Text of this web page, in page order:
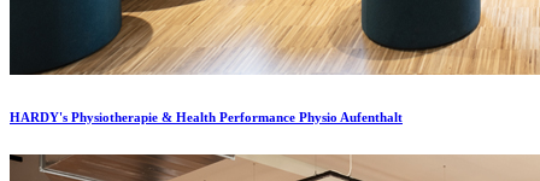
HARDY's Physiotherapie & Health Performance Physio Aufenthalt